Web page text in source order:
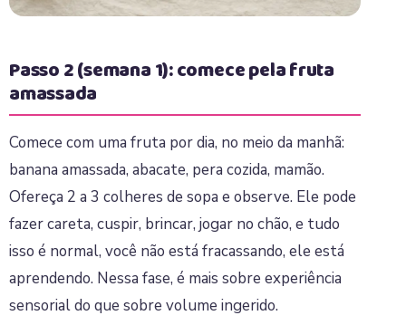
Passo 2 (semana 1): comece pela fruta
amassada
Comece com uma fruta por dia, no meio da manhã:
banana amassada, abacate, pera cozida, mamão.
Ofereça 2 a 3 colheres de sopa e observe. Ele pode
fazer careta, cuspir, brincar, jogar no chão, e tudo
isso é normal, você não está fracassando, ele está
aprendendo. Nessa fase, é mais sobre experiência
sensorial do que sobre volume ingerido.